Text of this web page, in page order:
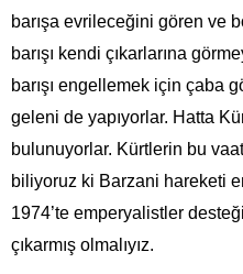
barışa evrileceğini gören ve
barışı kendi çıkarlarına
barışı engellemek için çaba
geleni de yapıyorlar. Hatta
bulunuyorlar. Kürtlerin bu
biliyoruz ki Barzani hareketi
1974’te emperyalistler
çıkarmış olmalıyız.